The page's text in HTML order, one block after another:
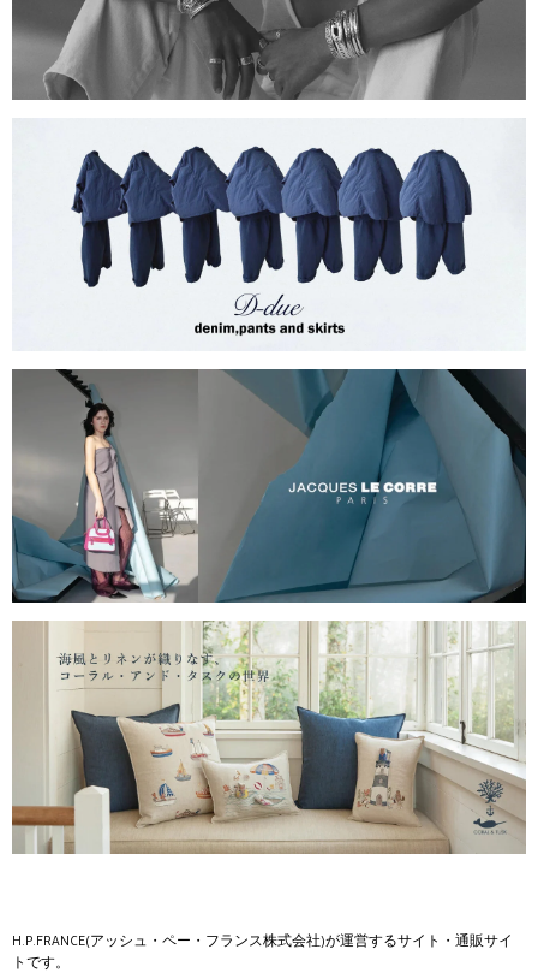
H.P.FRANCE(アッシュ・ペー・フランス株式会社)が運営するサイト・通販サイ
トです。